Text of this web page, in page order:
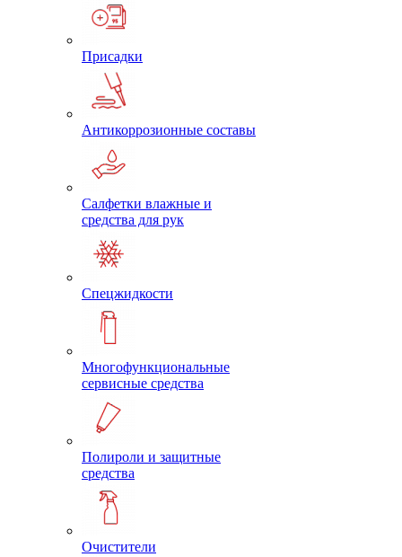
Присадки
Антикоррозионные составы
Салфетки влажные и
средства для рук
Спецжидкости
Многофункциональные
сервисные средства
Полироли и защитные
средства
Очистители